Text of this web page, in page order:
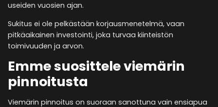
useiden vuosien ajan.
Sukitus ei ole pelkästään korjausmenetelmä, vaan
pitkäaikainen investointi, joka turvaa kiinteistön
toimivuuden ja arvon.
Emme suosittele viemärin
pinnoitusta
Viemärin pinnoitus on suoraan sanottuna vain ensiapua